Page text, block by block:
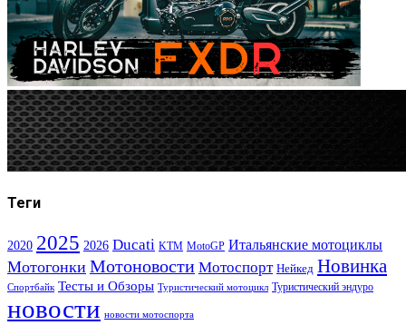
Теги
2020 2025 2026 Ducati KTM MotoGP Итальянские мотоциклы
Мотогонки Мотоновости Мотоспорт Нейкед Новинка
Спортбайк Тесты и Обзоры Туристический мотоцикл Туристический эндуро
новости новости мотоспорта